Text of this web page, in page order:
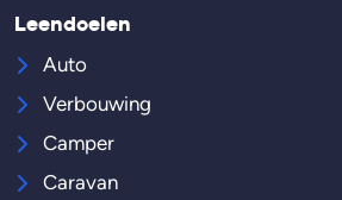
Leendoelen
Auto
Verbouwing
Camper
Caravan